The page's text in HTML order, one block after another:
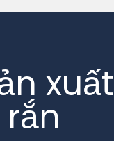
xuất